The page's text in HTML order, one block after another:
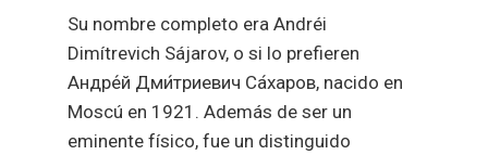
Su nombre completo era Andréi
Dimítrevich Sájarov, o si lo prefieren
Андре́й Дми́триевич Са́харов, nacido en
Moscú en 1921. Además de ser un
eminente físico, fue un distinguido